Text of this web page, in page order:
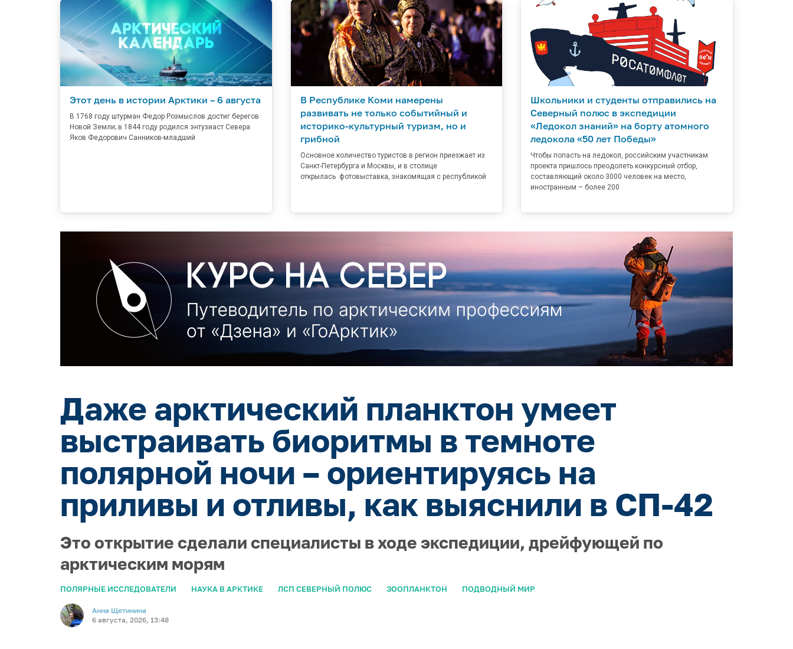
Этот день в истории Арктики – 6 августа
В 1768 году штурман Федор Розмыслов достиг берегов
Новой Земли; в 1844 году родился энтузиаст Севера
Яков Федорович Санников-младший
В Республике Коми намерены
развивать не только событийный и
историко-культурный туризм, но и
грибной
Основное количество туристов в регион приезжает из
Санкт-Петербурга и Москвы, и в столице
открылась фотовыставка, знакомящая с республикой
Школьники и студенты отправились на
Северный полюс в экспедиции
«Ледокол знаний» на борту атомного
ледокола «50 лет Победы»
Чтобы попасть на ледокол, российским участникам
проекта пришлось преодолеть конкурсный отбор,
составляющий около 3000 человек на место,
иностранным – более 200
Даже арктический планктон умеет
выстраивать биоритмы в темноте
полярной ночи – ориентируясь на
приливы и отливы, как выяснили в СП-42
Это открытие сделали специалисты в ходе экспедиции, дрейфующей по
арктическим морям
ПОЛЯРНЫЕ ИССЛЕДОВАТЕЛИ НАУКА В АРКТИКЕ ЛСП СЕВЕРНЫЙ ПОЛЮС ЗООПЛАНКТОН ПОДВОДНЫЙ МИР
Анна Щетинина
6 августа, 2026, 13:48